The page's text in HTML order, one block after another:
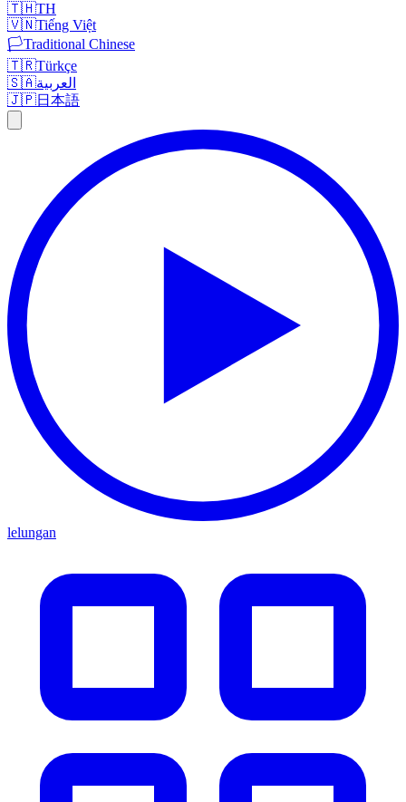
🇹🇭TH
🇻🇳Tiếng Việt
🏳️Traditional Chinese
🇹🇷Türkçe
🇸🇦العربية
🇯🇵日本語
lelungan